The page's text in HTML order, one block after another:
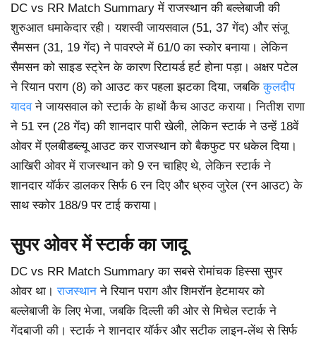
DC vs RR Match Summary में राजस्थान की बल्लेबाजी की
शुरुआत धमाकेदार रही। यशस्वी जायसवाल (51, 37 गेंद) और संजू
सैमसन (31, 19 गेंद) ने पावरप्ले में 61/0 का स्कोर बनाया। लेकिन
सैमसन को साइड स्ट्रेन के कारण रिटायर्ड हर्ट होना पड़ा। अक्षर पटेल
ने रियान पराग (8) को आउट कर पहला झटका दिया, जबकिकुलदीप
यादवने जायसवाल को स्टार्क के हाथों कैच आउट कराया। नितीश राणा
ने 51 रन (28 गेंद) की शानदार पारी खेली, लेकिन स्टार्क ने उन्हें 18वें
ओवर में एलबीडब्ल्यू आउट कर राजस्थान को बैकफुट पर धकेल दिया।
आखिरी ओवर में राजस्थान को 9 रन चाहिए थे, लेकिन स्टार्क ने
शानदार यॉर्कर डालकर सिर्फ 6 रन दिए और ध्रुव जुरेल (रन आउट) के
साथ स्कोर 188/9 पर टाई कराया।
सुपर ओवर में स्टार्क का जादू
DC vs RR Match Summary का सबसे रोमांचक हिस्सा सुपर
ओवर था।राजस्थान ने रियान पराग और शिमरॉन हेटमायर को
बल्लेबाजी के लिए भेजा, जबकि दिल्ली की ओर से मिचेल स्टार्क ने
गेंदबाजी की। स्टार्क ने शानदार यॉर्कर और सटीक लाइन-लेंथ से सिर्फ